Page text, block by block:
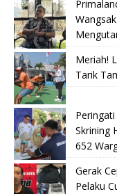
Meriah!
Tarik
Skrining
652
Gerak
Pelaku